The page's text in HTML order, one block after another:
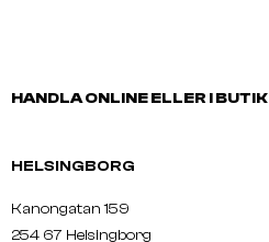
HANDLA ONLINE ELLER I BUTIK
HELSINGBORG
Kanongatan 159
254 67 Helsingborg